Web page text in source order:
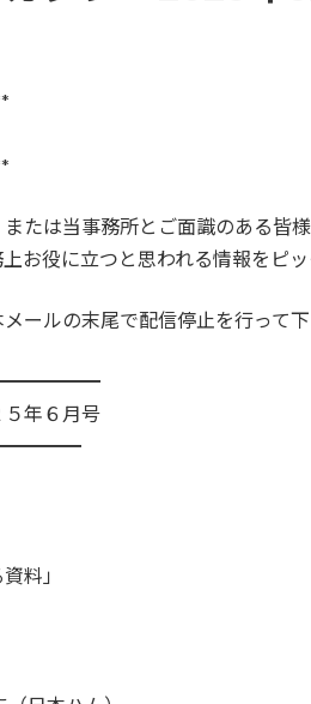
たは当事務所とご面識のある皆様
役に立つと思われる情報をピッ
ールの末尾で配信停止を行って下
号
料」